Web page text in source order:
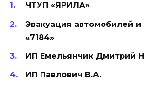
ЧТУП «ЯРИЛА»
Эвакуация автомобилей
«7184»
ИП Емельянчик Дмитрий
ИП Павлович В.А.